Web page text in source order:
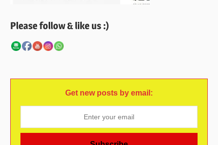
Please follow & like us :)
Get new posts by email: